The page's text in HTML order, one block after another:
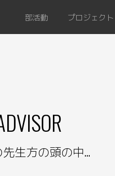
部活動 プロジェクト
生方の頭の中...